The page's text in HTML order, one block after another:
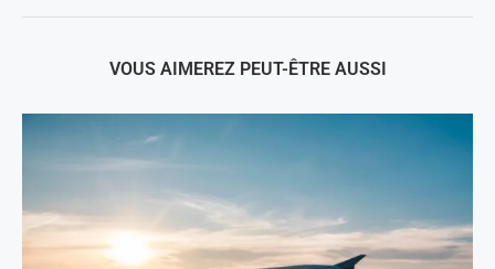
VOUS AIMEREZ PEUT-ÊTRE AUSSI